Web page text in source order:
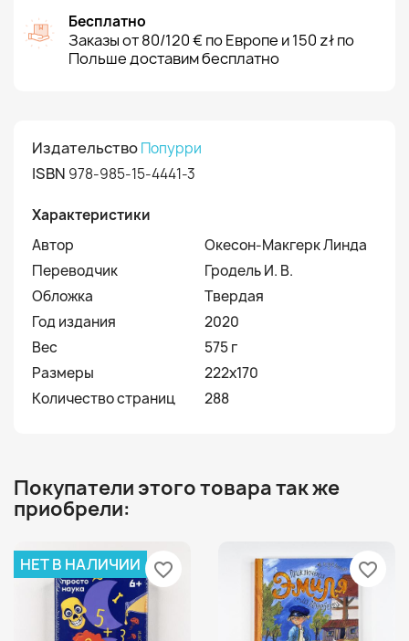
Бесплатно
Заказы от 80/120 € по Европе и 150 zł по
Польше доставим бесплатно
ИздательствоПопурри
ISBN 978-985-15-4441-3
Характеристики
Автор
Окесон-Макгерк Линда
Переводчик
Гродель И. В.
Обложка
Твердая
Год издания
2020
Вес
575 г
Размеры
222x170
Количество страниц
288
Покупатели этого товара так же
приобрели:
НЕТ В НАЛИЧИИ favorite_border favorite_border